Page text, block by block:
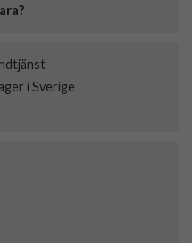
i Sverige